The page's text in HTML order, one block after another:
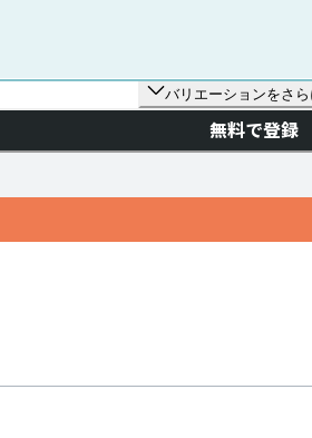
バリエーションをさ
無料で登録